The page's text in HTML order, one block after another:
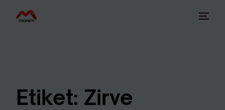
Etiket: Zirve